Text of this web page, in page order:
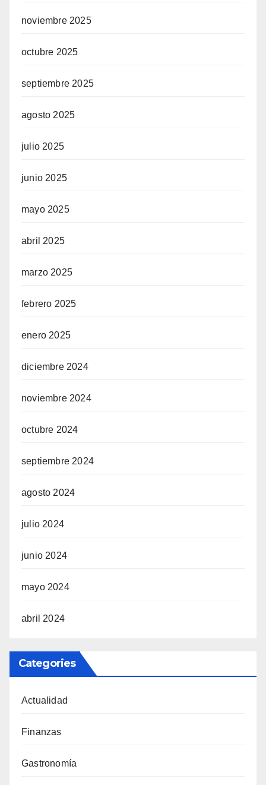
noviembre 2025
octubre 2025
septiembre 2025
agosto 2025
julio 2025
junio 2025
mayo 2025
abril 2025
marzo 2025
febrero 2025
enero 2025
diciembre 2024
noviembre 2024
octubre 2024
septiembre 2024
agosto 2024
julio 2024
junio 2024
mayo 2024
abril 2024
Categories
Actualidad
Finanzas
Gastronomía